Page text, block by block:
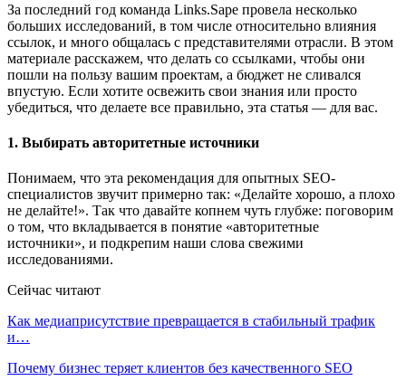
За последний год команда Links.Sape провела несколько
больших исследований, в том числе относительно влияния
ссылок, и много общалась с представителями отрасли. В этом
материале расскажем, что делать со ссылками, чтобы они
пошли на пользу вашим проектам, а бюджет не сливался
впустую. Если хотите освежить свои знания или просто
убедиться, что делаете все правильно, эта статья — для вас.
1. Выбирать авторитетные источники
Понимаем, что эта рекомендация для опытных SEO-
специалистов звучит примерно так: «Делайте хорошо, а плохо
не делайте!». Так что давайте копнем чуть глубже: поговорим
о том, что вкладывается в понятие «авторитетные
источники», и подкрепим наши слова свежими
исследованиями.
Сейчас читают
Как медиаприсутствие превращается в стабильный трафик
и…
Почему бизнес теряет клиентов без качественного SEO